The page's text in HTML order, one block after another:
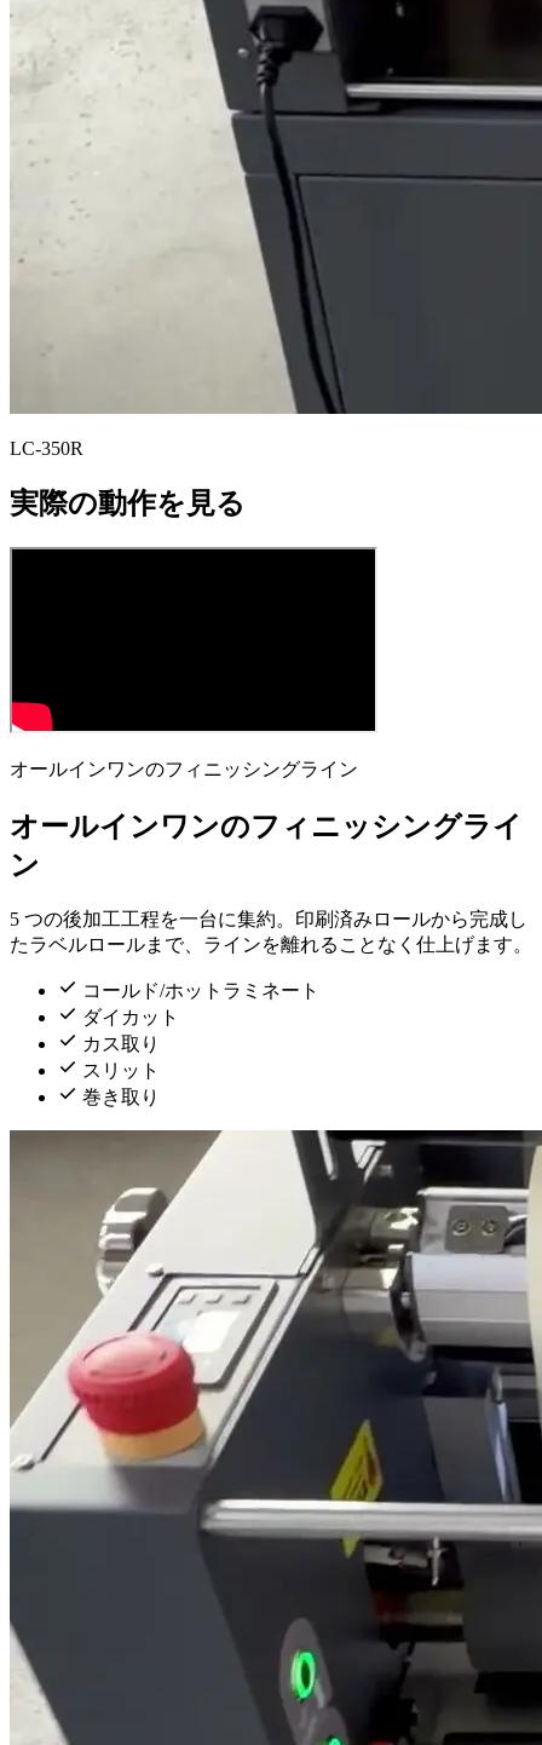
LC-350R
実際の動作を見る
オールインワンのフィニッシングライン
オールインワンのフィニッシングライ
ン
5 つの後加工工程を一台に集約。印刷済みロールから完成し
たラベルロールまで、ラインを離れることなく仕上げます。
コールド/ホットラミネート
ダイカット
カス取り
スリット
巻き取り